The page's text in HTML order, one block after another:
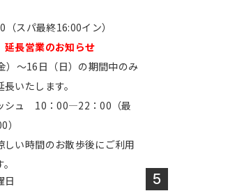
スパ最終16:00イン）
延長営業のお知らせ
）～16日（日）の期間中のみ
いたします。
シュ 10：00―22：00（最
しい時間のお散歩後にご利用
日
5